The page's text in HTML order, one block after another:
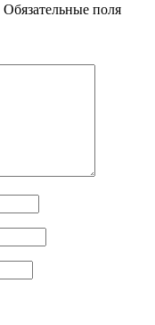
Обязательные поля